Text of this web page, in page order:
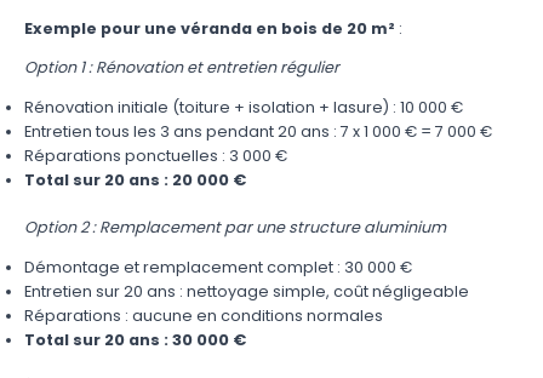
Exemple pour une véranda en bois de 20 m² :
Option 1 : Rénovation et entretien régulier
Rénovation initiale (toiture + isolation + lasure) : 10 000 €
Entretien tous les 3 ans pendant 20 ans : 7 x 1 000 € = 7 000 €
Réparations ponctuelles : 3 000 €
Total sur 20 ans : 20 000 €
Option 2 : Remplacement par une structure aluminium
Démontage et remplacement complet : 30 000 €
Entretien sur 20 ans : nettoyage simple, coût négligeable
Réparations : aucune en conditions normales
Total sur 20 ans : 30 000 €